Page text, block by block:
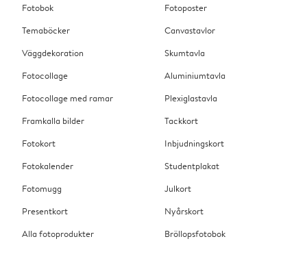
Fotobok
Temaböcker
Väggdekoration
Fotocollage
Fotocollage med ramar
Framkalla bilder
Fotokort
Fotokalender
Fotomugg
Presentkort
Alla fotoprodukter
Fotoposter
Canvastavlor
Skumtavla
Aluminiumtavla
Plexiglastavla
Tackkort
Inbjudningskort
Studentplakat
Julkort
Nyårskort
Bröllopsfotobok